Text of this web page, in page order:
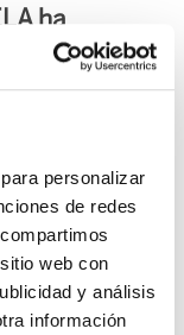
personalizar
de redes
web con
y análisis
información
ha
mantenido
no suscribir
ya que se ha
y objetivos que se
sector al inicio del